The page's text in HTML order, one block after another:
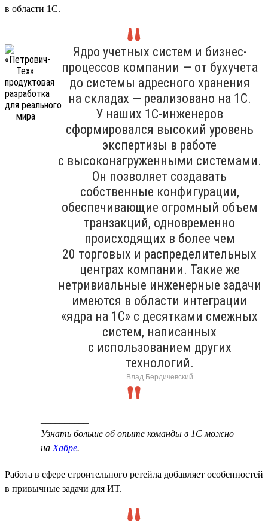
в области 1С.
Ядро учетных систем и бизнес-
процессов компании — от бухучета
до системы адресного хранения
на складах — реализовано на 1С.
У наших 1С-инженеров
сформировался высокий уровень
экспертизы в работе
с высоконагруженными системами.
Он позволяет создавать
собственные конфигурации,
обеспечивающие огромный объем
транзакций, одновременно
происходящих в более чем
20 торговых и распределительных
центрах компании. Такие же
нетривиальные инженерные задачи
имеются в области интеграции
«ядра на 1С» с десятками смежных
систем, написанных
с использованием других
технологий.
Влад Бердичевский
Узнать больше об опыте команды в 1С можно
на Хабре.
Работа в сфере строительного ретейла добавляет особенностей
в привычные задачи для ИТ.